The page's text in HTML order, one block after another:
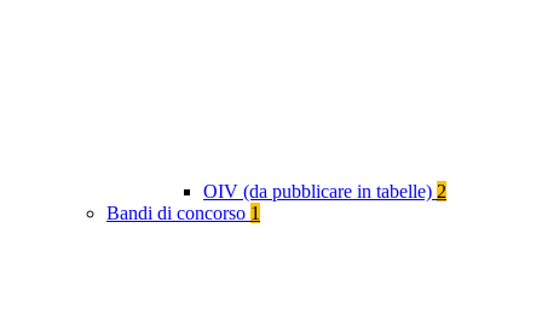
OIV (da pubblicare in tabelle) 2
Bandi di concorso 1